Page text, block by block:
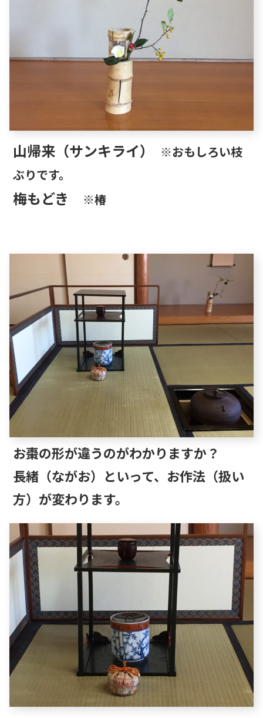
山帰来（サンキライ）
※おもしろい枝
ぶりです。
梅もどき ※椿
お棗の形が違うのがわかりますか？
長緒（ながお）といって、お作法（扱い
方）が変わります。